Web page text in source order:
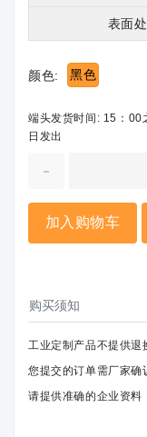
表面
颜色: 黑色
端头发货时间: 15：00
日发出
-
加入购物车
购买须知
工业定制产品不提供退
您提交的订单需厂家确
请提供准确的企业资料